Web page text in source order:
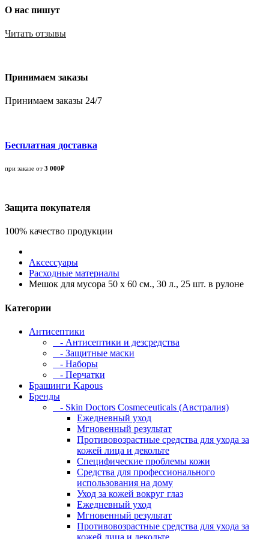
О нас пишут
Читать отзывы
Принимаем заказы
Принимаем заказы 24/7
Бесплатная доставка
при заказе от 3 000₽
Защита покупателя
100% качество продукции
Аксессуары
Расходные материалы
Мешок для мусора 50 x 60 см., 30 л., 25 шт. в рулоне
Категории
Антисептики
- Антисептики и дезсредства
- Защитные маски
- Наборы
- Перчатки
Брашинги Kapous
Бренды
- Skin Doctors Cosmeceuticals (Австралия)
Ежедневный уход
Мгновенный результат
Противовозрастные средства для ухода за
кожей лица и декольте
Специфические проблемы кожи
Средства для профессионального
использования на дому
Уход за кожей вокруг глаз
Ежедневный уход
Мгновенный результат
Противовозрастные средства для ухода за
кожей лица и декольте